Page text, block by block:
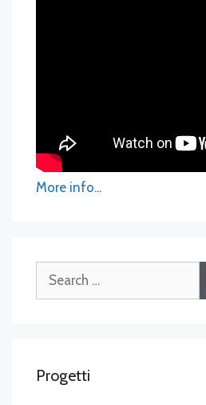
More info...
for:
Progetti